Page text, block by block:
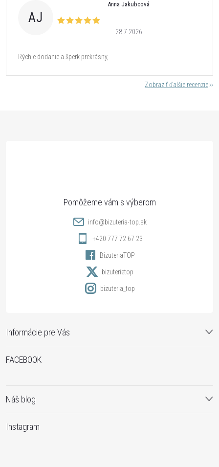
AJ
Anna Jakubcová
28.7.2026
Rýchle dodanie a šperk prekrásny,
Zobraziť ďalšie recenzie
Informácie pre Vás
info@bizuteria-top.sk
+420 777 72 67 23
BizuteriaTOP
bizuterietop
bizuteria_top
FACEBOOK
Náš blog
Instagram